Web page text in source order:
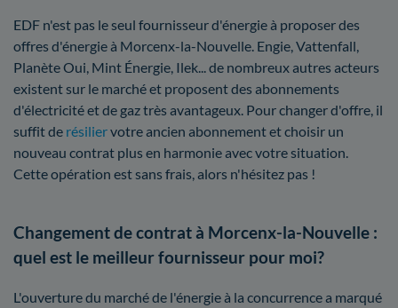
EDF n'est pas le seul fournisseur d'énergie à proposer des
offres d'énergie à Morcenx-la-Nouvelle. Engie, Vattenfall,
Planète Oui, Mint Énergie, Ilek... de nombreux autres acteurs
existent sur le marché et proposent des abonnements
d'électricité et de gaz très avantageux. Pour changer d'offre, il
suffit de résiliervotre ancien abonnement et choisir un
nouveau contrat plus en harmonie avec votre situation.
Cette opération est sans frais, alors n'hésitez pas !
Changement de contrat à Morcenx-la-Nouvelle :
quel est le meilleur fournisseur pour moi?
L'ouverture du marché de l'énergie à la concurrence a marqué